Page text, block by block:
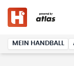
MEIN HANDBALL